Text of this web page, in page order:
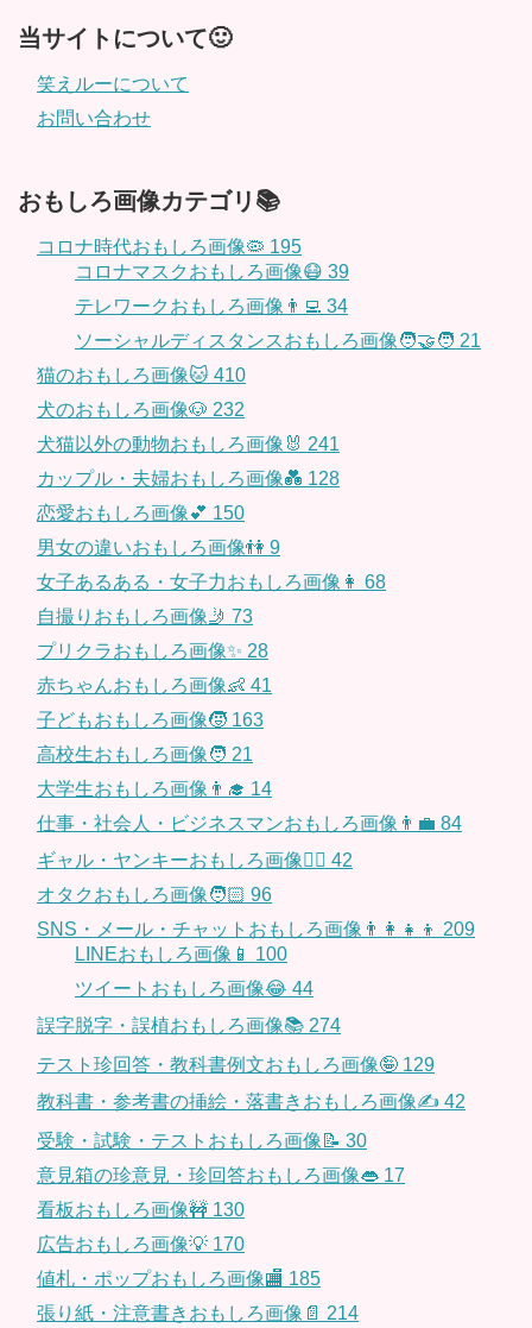
当サイトについて🙂
笑えルーについて
お問い合わせ
おもしろ画像カテゴリ📚
コロナ時代おもしろ画像🦠 195
コロナマスクおもしろ画像😷 39
テレワークおもしろ画像👨‍💻 34
ソーシャルディスタンスおもしろ画像🧑‍🤝‍🧑 21
猫のおもしろ画像🐱 410
犬のおもしろ画像🐶 232
犬猫以外の動物おもしろ画像🐰 241
カップル・夫婦おもしろ画像💑 128
恋愛おもしろ画像💕 150
男女の違いおもしろ画像👫 9
女子あるある・女子力おもしろ画像👩 68
自撮りおもしろ画像🤳 73
プリクラおもしろ画像✨ 28
赤ちゃんおもしろ画像👶 41
子どもおもしろ画像🧒 163
高校生おもしろ画像🧑 21
大学生おもしろ画像👨‍🎓 14
仕事・社会人・ビジネスマンおもしろ画像👨‍💼 84
ギャル・ヤンキーおもしろ画像👱‍♀️ 42
オタクおもしろ画像🧑🏻 96
SNS・メール・チャットおもしろ画像👨‍👩‍👧‍👦 209
LINEおもしろ画像📱 100
ツイートおもしろ画像😂 44
誤字脱字・誤植おもしろ画像📚 274
テスト珍回答・教科書例文おもしろ画像🤪 129
教科書・参考書の挿絵・落書きおもしろ画像✍️ 42
受験・試験・テストおもしろ画像📝 30
意見箱の珍意見・珍回答おもしろ画像👄 17
看板おもしろ画像🚧 130
広告おもしろ画像💡 170
値札・ポップおもしろ画像🏬 185
張り紙・注意書きおもしろ画像📄 214